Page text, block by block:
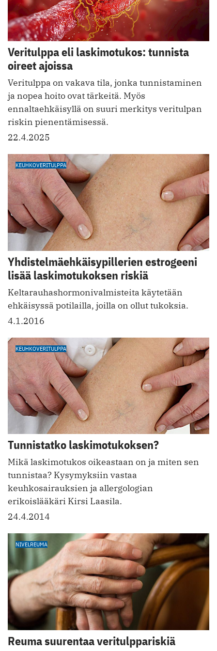
Veritulppa eli laskimotukos: tunnista
oireet ajoissa
Veritulppa on vakava tila, jonka tunnistaminen
ja nopea hoito ovat tärkeitä. Myös
ennaltaehkäisyllä on suuri merkitys veritulpan
riskin pienentämisessä.
22.4.2025
KEUHKOVERITULPPA
Yhdistelmäehkäisypillerien estrogeeni
lisää laskimotukoksen riskiä
Keltarauhashormonivalmisteita käytetään
ehkäisyssä potilailla, joilla on ollut tukoksia.
4.1.2016
KEUHKOVERITULPPA
Tunnistatko laskimotukoksen?
Mikä laskimotukos oikeastaan on ja miten sen
tunnistaa? Kysymyksiin vastaa
keuhkosairauksien ja allergologian
erikoislääkäri Kirsi Laasila.
24.4.2014
NIVELREUMA
Reuma suurentaa veritulppariskiä